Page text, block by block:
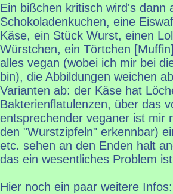
Ein bißchen kritisch wird's dann
Schokoladenkuchen, eine
Käse, ein Stück Wurst, einen
Würstchen, ein Törtchen
alles vegan (wobei ich mir bei
bin), die Abbildungen weichen
Varianten ab: der Käse hat
Bakterienflatulenzen, über das
entsprechender veganer ist mir
den "Wurstzipfeln" erkennbar)
etc. sehen an den Enden halt
das ein wesentliches Problem
Hier noch ein paar weitere Infos: